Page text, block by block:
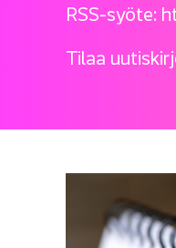
RSS-​syöte:
Tilaa